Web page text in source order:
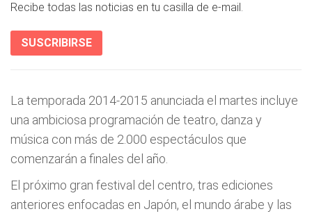
Recibe todas las noticias en tu casilla de e-mail.
SUSCRIBIRSE
La temporada 2014-2015 anunciada el martes incluye
una ambiciosa programación de teatro, danza y
música con más de 2.000 espectáculos que
comenzarán a finales del año.
El próximo gran festival del centro, tras ediciones
anteriores enfocadas en Japón, el mundo árabe y las